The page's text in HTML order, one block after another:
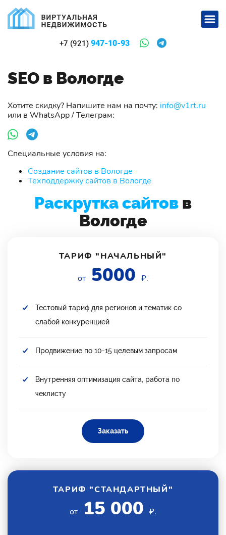
+7 (921) 947-10-93
SEO в Вологде
Хотите скидку? Напишите нам на почту: info@v1rt.ru
или в WhatsApp / Телеграм:
Специальные условия на:
Создание сайтов в Вологде
Техподдержку сайтов в Вологде
Раскрутка сайтов в
Вологде
ТАРИФ "НАЧАЛЬНЫЙ"
от 5000 ₽.
Тестовый тариф для регионов и тематик со
слабой конкуренцией
Продвижение по 10-15 целевым запросам
Внутренняя оптимизация сайта, работа по
чеклисту
Заказать
ТАРИФ "СТАНДАРТНЫЙ"
от 15 000 ₽.